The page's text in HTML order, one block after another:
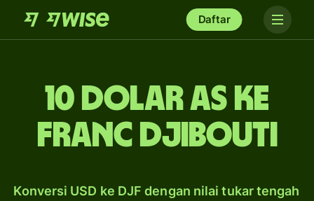
Daftar
10 dolar AS ke
franc Djibouti
Konversi USD ke DJF dengan nilai tukar tengah